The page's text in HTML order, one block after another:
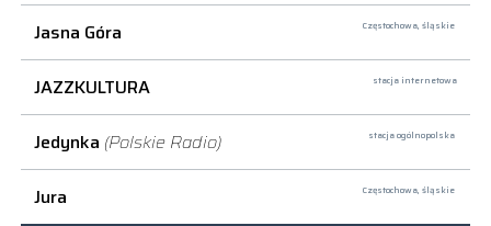
Jasna Góra Częstochowa, śląskie
JAZZKULTURA stacja internetowa
Jedynka (Polskie Radio) stacja ogólnopolska
Jura Częstochowa, śląskie